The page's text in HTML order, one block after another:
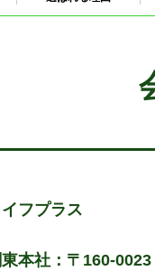
イフプラス
東本社：〒160-